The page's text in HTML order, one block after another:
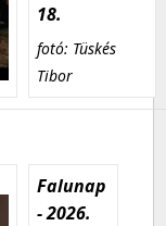
18.
fotó: Tüskés
Tibor
Falunap
- 2026.